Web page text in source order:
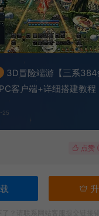
3D冒险端游【三系384
客户端+详细搭建教程
25
点赞 (